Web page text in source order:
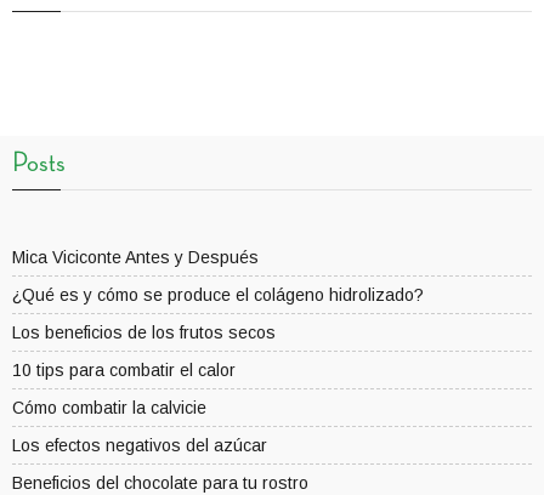
Posts
Mica Viciconte Antes y Después
¿Qué es y cómo se produce el colágeno hidrolizado?
Los beneficios de los frutos secos
10 tips para combatir el calor
Cómo combatir la calvicie
Los efectos negativos del azúcar
Beneficios del chocolate para tu rostro